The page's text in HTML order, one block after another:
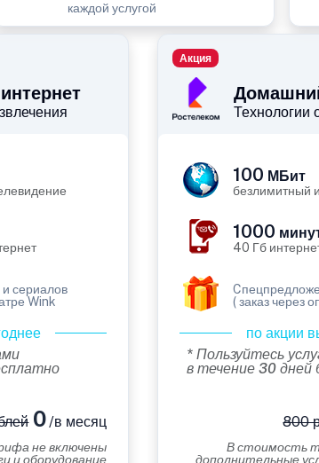
каждой услугой
сериалов
Wink
0/в месяц
не включены
и оборудование
Технологии
Акция
100 МБит
безлимитный
1000
40 Гб
( заказ через
по акции
* Пользуйтесь
в течение 30 дней
800
В стоимость
дополнительные